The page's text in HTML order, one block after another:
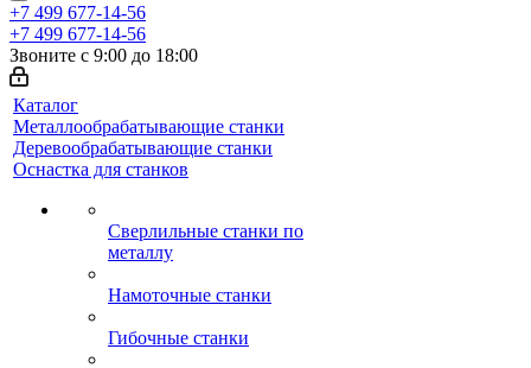
+7 499 677-14-56
+7 499 677-14-56
Звоните с 9:00 до 18:00
Каталог
Металлообрабатывающие станки
Деревообрабатывающие станки
Оснастка для станков
Сверлильные станки по
металлу
Намоточные станки
Гибочные станки